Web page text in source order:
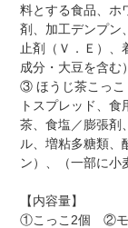
料とする食品、ホ
剤、加工デンプン
止剤（Ｖ．Ｅ）
成分・大豆を含む
③ ほうじ茶こっこ
トスプレッド、
茶、食塩／膨張剤
ル、増粘多糖類、
ン）、（一部に小
【内容量】
①こっこ2個 ②モ